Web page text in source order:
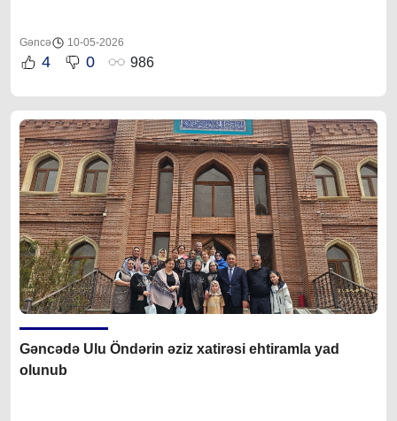
Gəncə 10-05-2026
4 0 986
Gəncədə Ulu Öndərin əziz xatirəsi ehtiramla yad
olunub